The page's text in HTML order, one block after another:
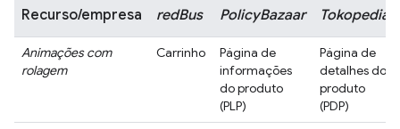
Recurso/empresa redBus PolicyBazaar Tokopedia
Animações com
rolagem
Carrinho
Página de
informações
do produto
(PLP)
Página de
detalhes do
produto
(PDP)